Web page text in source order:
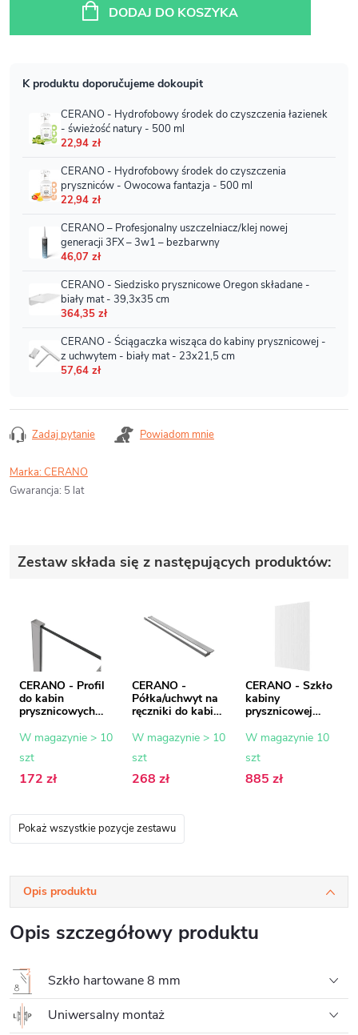
DODAJ DO KOSZYKA
Zadaj pytanie Powiadom mnie
Marka:CERANO
Gwarancja: 5 lat
Zestaw składa się z następujących produktów:
CERANO - Profil
do kabin
prysznicowych
mm - chrom - 15
W magazynie > 10
szt
172 zł
CERANO -
Półka/uchwyt na
ręczniki do kabiny
walk-in - 8-10
do 160 cm
W magazynie > 10
szt
268 zł
CERANO - Szkło
kabiny
prysznicowej
szkło ryflowane -
W magazynie 10
szt
885 zł
Pokaż wszystkie pozycje zestawu
Opis produktu
Opis szczegółowy produktu
Szkło hartowane 8 mm
Uniwersalny montaż